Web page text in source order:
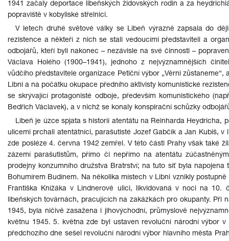
1941 začaly deportace libeňských židovských rodin a za
popraviště v kobyliské střelnici.
V letech druhé světové války se Libeň výrazně zapsala do
rezistence a někteří z nich se stali vedoucími představiteli a
odbojářů, kteří byli nakonec – nezávisle na své činnosti –
Václava Holého (1900–1941), jednoho z nejvýznamnějších
vůdčího představitele organizace Petiční výbor „Věrni
Libni a na počátku okupace předního aktivisty komunistické
se skrývající protagonisté odboje, především komunistického
Bedřich Václavek), a v nichž se konaly konspirační schůzky
Libeň je úzce spjata s historií atentátu na Reinharda Heydricha,
ulicemi prchali atentátníci, parašutisté Jozef Gabčík a Jan Kubiš,
zde posléze 4. června 1942 zemřel. V této části Prahy však také
zázemí parašutistům, přímo či nepřímo na atentátu
prodejny konzumního družstva Bratrství; na tuto síť byla
Bohumírem Budínem. Na několika místech v Libni vznikly
Františka Knížáka v Lindnerově ulici, likvidovaná v noci na 10.
libeňských továrnách, pracujících na zakázkách pro okupanty. Při
1945, byla ničivě zasažena i jihovýchodní, průmyslově
květnu 1945. 5. května zde byl ustaven revoluční národní výbor
předchozího dne sešel revoluční národní výbor hlavního města